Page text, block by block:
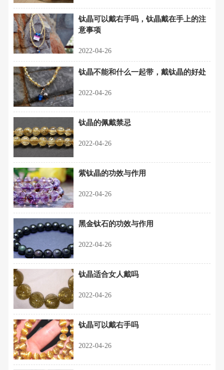
钛晶可以戴右手吗，钛晶戴在手上的注
意事项
2022-04-26
钛晶不能和什么一起带，戴钛晶的好处
2022-04-26
钛晶的佩戴禁忌
2022-04-26
紫钛晶的功效与作用
2022-04-26
黑金钛石的功效与作用
2022-04-26
钛晶适合女人戴吗
2022-04-26
钛晶可以戴右手吗
2022-04-26